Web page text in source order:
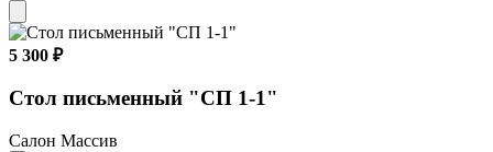
5 300 ₽
Стол письменный "СП 1-1"
Салон Массив